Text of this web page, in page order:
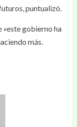
puntualizó.
«este gobierno ha
más.